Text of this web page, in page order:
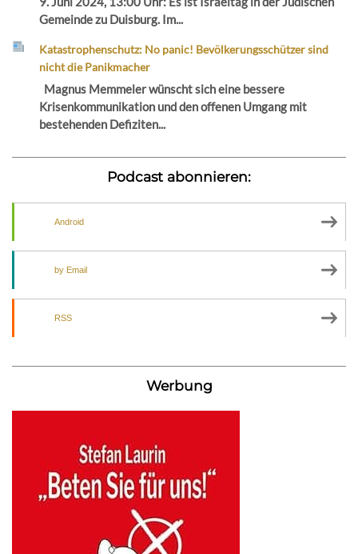
Gemeinde zu Duisburg. Im...
Katastrophenschutz: No panic! Bevölkerungsschützer sind
nicht die Panikmacher
Magnus Memmeler wünscht sich eine bessere
Krisenkommunikation und den offenen Umgang mit
bestehenden Defiziten...
Podcast abonnieren:
Android
by Email
RSS
Werbung